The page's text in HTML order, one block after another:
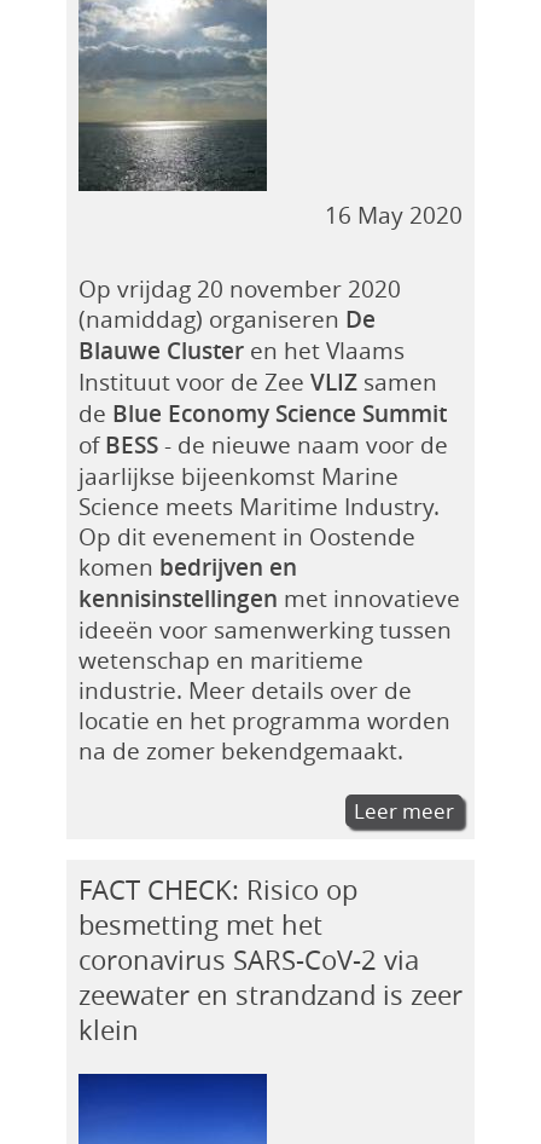
16 May 2020
Op vrijdag 20 november 2020
(namiddag) organiseren De
Blauwe Clusteren het Vlaams
Instituut voor de Zee VLIZsamen
de Blue Economy Science Summit
of BESS- de nieuwe naam voor de
jaarlijkse bijeenkomst Marine
Science meets Maritime Industry.
Op dit evenement in Oostende
komen bedrijven en
kennisinstellingen met innovatieve
ideeën voor samenwerking tussen
wetenschap en maritieme
industrie. Meer details over de
locatie en het programma worden
na de zomer bekendgemaakt.
Leer meer
FACT CHECK: Risico op
besmetting met het
coronavirus SARS-CoV-2 via
zeewater en strandzand is zeer
klein